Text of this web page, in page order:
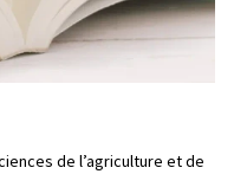
de l’agriculture et de